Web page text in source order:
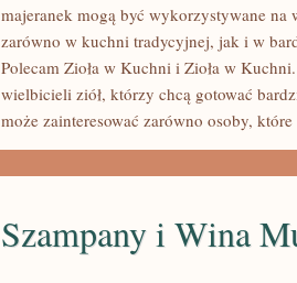
majeranek mogą być wykorzystywane na
zarówno w kuchni tradycyjnej, jak i w
Polecam Zioła w Kuchni i Zioła w
wielbicieli ziół, którzy chcą gotować
może zainteresować zarówno osoby,
Szampany i Wina